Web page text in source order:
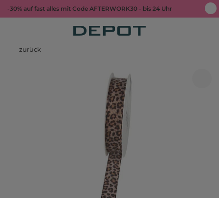
-30% auf fast alles mit Code AFTERWORK30 - bis 24 Uhr
zurück